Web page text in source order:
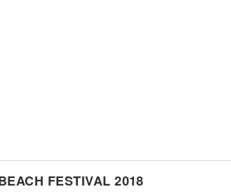
FESTIVAL 2018